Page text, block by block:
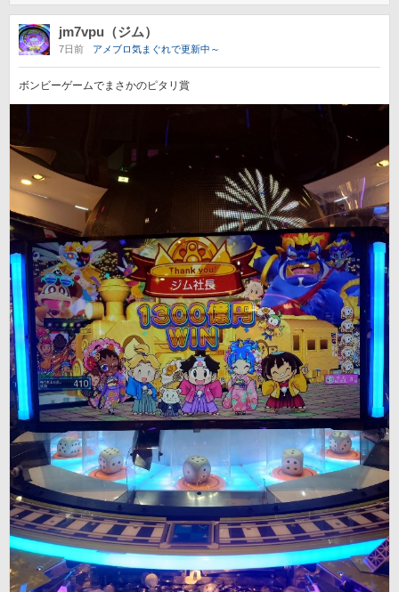
jm7vpu（ジム）
7日前 アメブロ気まぐれで更新中～
ボンビーゲームでまさかのピタリ賞